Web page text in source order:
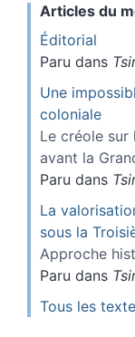
Articles du
Éditorial
Paru dans
Une
coloniale
Le créole sur
avant la
Paru dans
La
sous la
Approche
Paru dans
Tous les